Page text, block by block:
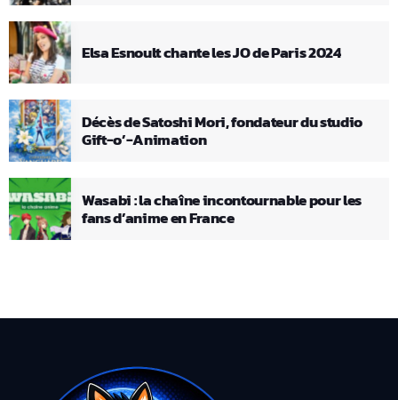
Elsa Esnoult chante les JO de Paris 2024
Décès de Satoshi Mori, fondateur du studio
Gift-o’-Animation
Wasabi : la chaîne incontournable pour les
fans d’anime en France